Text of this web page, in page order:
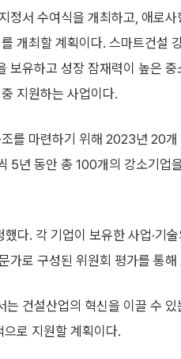
정서 수여식을 개최하고, 애로사
개최할 계획이다. 스마트건설
보유하고 성장 잠재력이 높은 중
지원하는 사업이다.
를 마련하기 위해 2023년 20개
5년 동안 총 100개의 강소기업
다. 각 기업이 보유한 사업·기
가로 구성된 위원회 평가를 통
건설산업의 혁신을 이끌 수
로 지원할 계획이다.